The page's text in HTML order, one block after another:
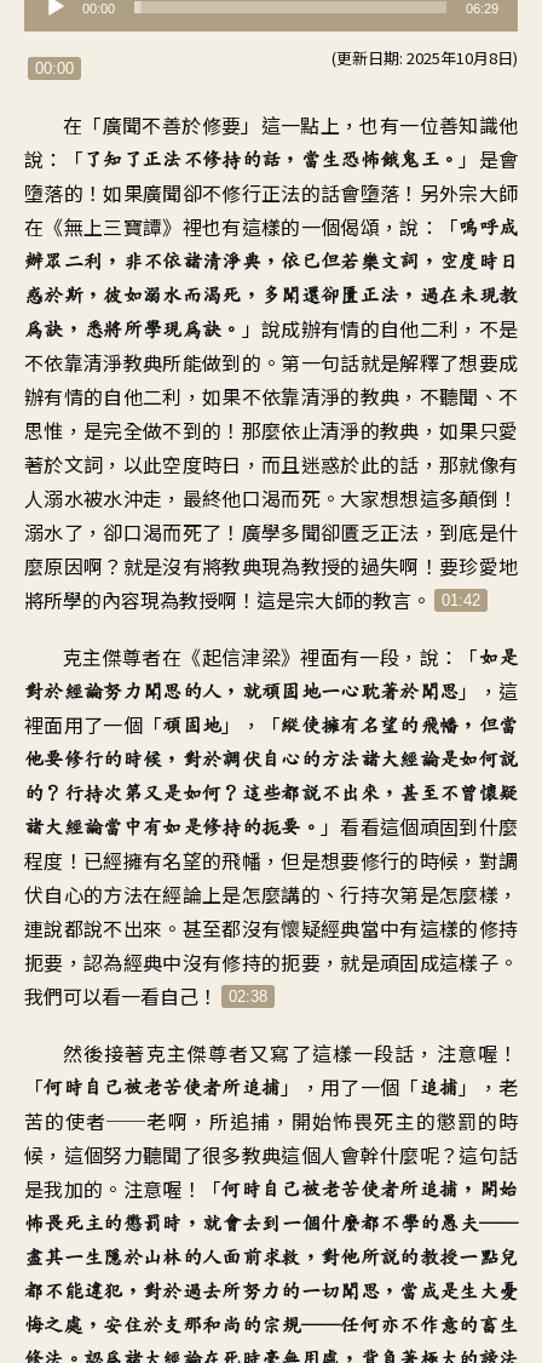
訊
播
00:00 06:29
(更新日期: 2025年10月8日)
00:00
在「廣聞不善於修要」這一點上 ，也有一位善知識他
說 ：「 了知了正法不修持的話 ， 當生恐怖餓鬼王 。 」 是會
墮落的 ！如果廣聞卻不修行正法的話會墮落 ！ 另外宗大師
在《無上三寶譚》裡也有這樣的一個偈頌 ，說 ：「嗚呼成
辦眾二利，非不依諸清淨典 ， 依已但若樂文詞，空度時日
惑於斯 ，彼如溺水而渴死，多聞還卻匱正法 ， 過在未現教
為訣，悉將所學現為訣 。 」說成辦有情的自他二利 ， 不是
不依靠清淨教典所能做到的 。 第一句話就是解釋了想要成
辦有情的自他二利 ，如果不依靠清淨的教典 ， 不聽聞、不
思惟，是完全做不到的 ！ 那麼依止清淨的教典 ，如果只愛
著於文詞 ， 以此空度時日 ，而且迷惑於此的話 ，那就像有
人溺水被水沖走 ， 最終他口渴而死 。 大家想想這多顛倒 ！
溺水了，卻口渴而死了 ！ 廣學多聞卻匱乏正法 ， 到底是什
麼原因啊 ？ 就是沒有將教典現為教授的過失啊 ！要珍愛地
將所學的內容現為教授啊 ！ 這是宗大師的教言 。 01:42
克主傑尊者在《起信津梁》裡面有一段 ， 說：「如是
對於經論努力聞思的人 ， 就頑固地一心耽著於聞思」， 這
裡面用了一個「頑固地」，「縱使擁有名望的飛幡 ， 但當
他要修行的時候 ， 對於調伏自心的方法諸大經論是如何說
的 ？ 行持次第又是如何 ？ 這些都說不出來 ， 甚至不曾懷疑
諸大經論當中有如是修持的扼要 。 」看看這個頑固到什麼
程度 ！ 已經擁有名望的飛幡 ，但是想要修行的時候 ， 對調
伏自心的方法在經論上是怎麼講的 、行持次第是怎麼樣 ，
連說都說不出來 。 甚至都沒有懷疑經典當中有這樣的修持
扼要 ，認為經典中沒有修持的扼要 ，就是頑固成這樣子 。
我們可以看一看自己 ！ 02:38
然後接著克主傑尊者又寫了這樣一段話 ， 注意喔！
「何時自己被老苦使者所追捕」， 用了一個「追捕」， 老
苦的使者──老啊，所追捕 ， 開始怖畏死主的懲罰的時
候 ， 這個努力聽聞了很多教典這個人會幹什麼呢？ 這句話
是我加的 。 注意喔！「何時自己被老苦使者所追捕 ， 開始
怖畏死主的懲罰時 ， 就會去到一個什麼都不學的愚夫──
盡其一生隱於山林的人面前求救 ， 對他所說的教授一點兒
都不能違犯， 對於過去所努力的一切聞思 ， 當成是生大憂
悔之處 ， 安住於支那和尚的宗規──任何亦不作意的畜生
修法 。 認為諸大經論在死時毫無用處 ， 背負著極大的謗法